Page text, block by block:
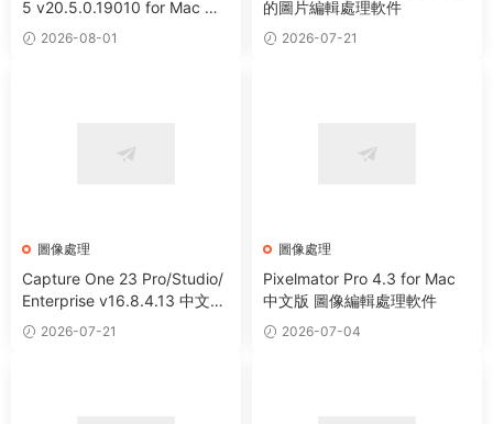
5 v20.5.0.19010 for Mac 中
文版 強大HDR照片創建處理軟
件
2026-08-01
的圖片編輯處理軟件
2026-07-21
圖像處理
Capture One 23 Pro/Studio/
Enterprise v16.8.4.13 中文破
解版 RAW文件轉換圖像編輯軟
件
2026-07-21
圖像處理
Pixelmator Pro 4.3 for Mac
中文版 圖像編輯處理軟件
2026-07-04